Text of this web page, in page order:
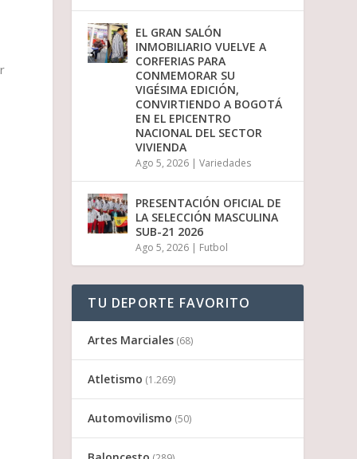
EL GRAN SALÓN
INMOBILIARIO VUELVE A
CORFERIAS PARA
CONMEMORAR SU
VIGÉSIMA EDICIÓN,
CONVIRTIENDO A BOGOTÁ
EN EL EPICENTRO
NACIONAL DEL SECTOR
VIVIENDA
Ago 5, 2026 |Variedades
PRESENTACIÓN OFICIAL DE
LA SELECCIÓN MASCULINA
SUB-21 2026
Ago 5, 2026 | Futbol
TU DEPORTE FAVORITO
Artes Marciales (68)
Atletismo (1.269)
Automovilismo (50)